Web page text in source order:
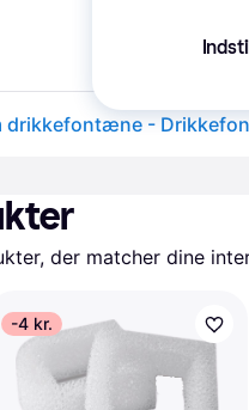
der matcher dine
-4 kr.